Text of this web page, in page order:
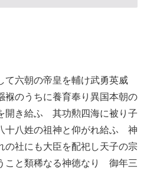
て六朝の帝皇を輔け武勇英威
褓のうちに養育奉り異国本朝の
開き給ふ 其功勲四海に被り子
十八姓の祖神と仰がれ給ふ 神
社にも大臣を配祀し天子の宗
こと類稀なる神徳なり 御年三